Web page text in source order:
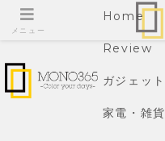
Home
Review
ガジェット
家電・雑貨
メニュー